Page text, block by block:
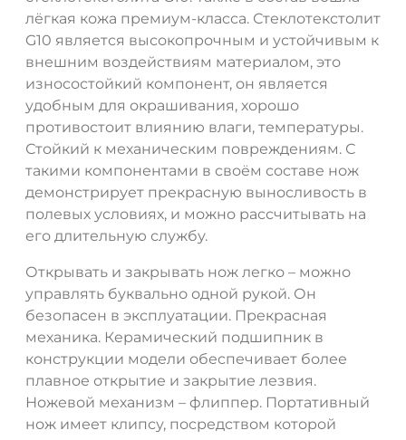
лёгкая кожа премиум-класса. Стеклотекстолит
G10 является высокопрочным и устойчивым к
внешним воздействиям материалом, это
износостойкий компонент, он является
удобным для окрашивания, хорошо
противостоит влиянию влаги, температуры.
Стойкий к механическим повреждениям. С
такими компонентами в своём составе нож
демонстрирует прекрасную выносливость в
полевых условиях, и можно рассчитывать на
его длительную службу.
Открывать и закрывать нож легко – можно
управлять буквально одной рукой. Он
безопасен в эксплуатации. Прекрасная
механика. Керамический подшипник в
конструкции модели обеспечивает более
плавное открытие и закрытие лезвия.
Ножевой механизм – флиппер. Портативный
нож имеет клипсу, посредством которой
ДА НЕТ